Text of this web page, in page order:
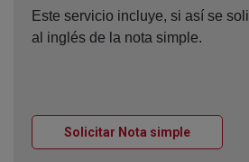
Este servicio incluye, si así se
al inglés de la nota simple.
Solicitar Nota simpleVentana